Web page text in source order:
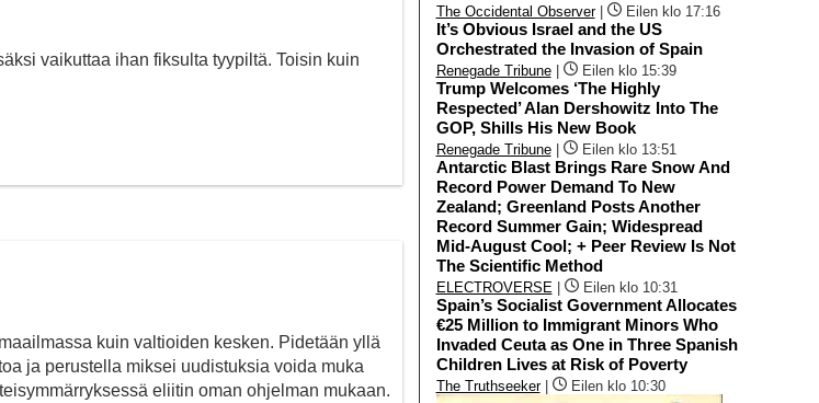
vaikuttaa ihan fiksulta tyypiltä. Toisin kuin
kuin valtioiden kesken. Pidetään yllä
ja perustella miksei uudistuksia voida muka
eliitin oman ohjelman mukaan.
The Occidental Observer| Eilen klo 17:16
It’s Obvious Israel and the US
Orchestrated the Invasion of Spain
Renegade Tribune| Eilen klo 15:39
Trump Welcomes ‘The Highly
Respected’ Alan Dershowitz Into The
GOP, Shills His New Book
Renegade Tribune| Eilen klo 13:51
Antarctic Blast Brings Rare Snow And
Record Power Demand To New
Zealand; Greenland Posts Another
Record Summer Gain; Widespread
Mid-August Cool; + Peer Review Is Not
The Scientific Method
ELECTROVERSE Eilen klo 10:31
Spain’s Socialist Government Allocates
€25 Million to Immigrant Minors Who
Invaded Ceuta as One in Three Spanish
Children Lives at Risk of Poverty
The Truthseeker| Eilen klo 10:30